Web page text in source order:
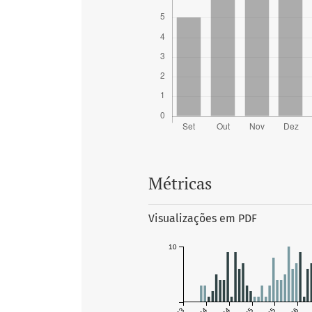
Métricas
Visualizações em PDF
10